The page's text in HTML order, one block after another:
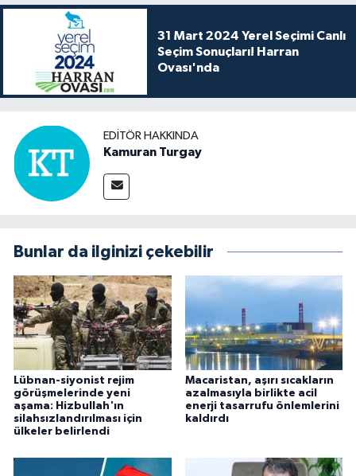
31 Mart 2024 Yerel Seçimi Canlı
Seçim Sonuçları! Harran
Ovası'nda
EDITÖR HAKKINDA
Kamuran Turgay
Bunlar da ilginizi çekebilir
Lübnan-siyonist rejim
görüşmelerinde yeni
aşama: Hizbullah'ın
silahsızlandırılması için
ülkeler belirlendi
Macaristan, aşırı sıcakların
azalmasıyla birlikte acil
enerji tasarrufu önlemlerini
kaldırdı